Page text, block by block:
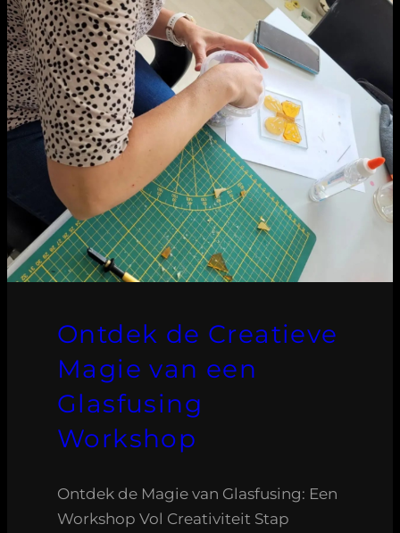
Ontdek de Creatieve
Magie van een
Glasfusing
Workshop
Ontdek de Magie van Glasfusing: Een
Workshop Vol Creativiteit Stap